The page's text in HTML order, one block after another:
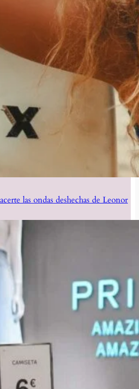
las ondas deshechas de Leonor